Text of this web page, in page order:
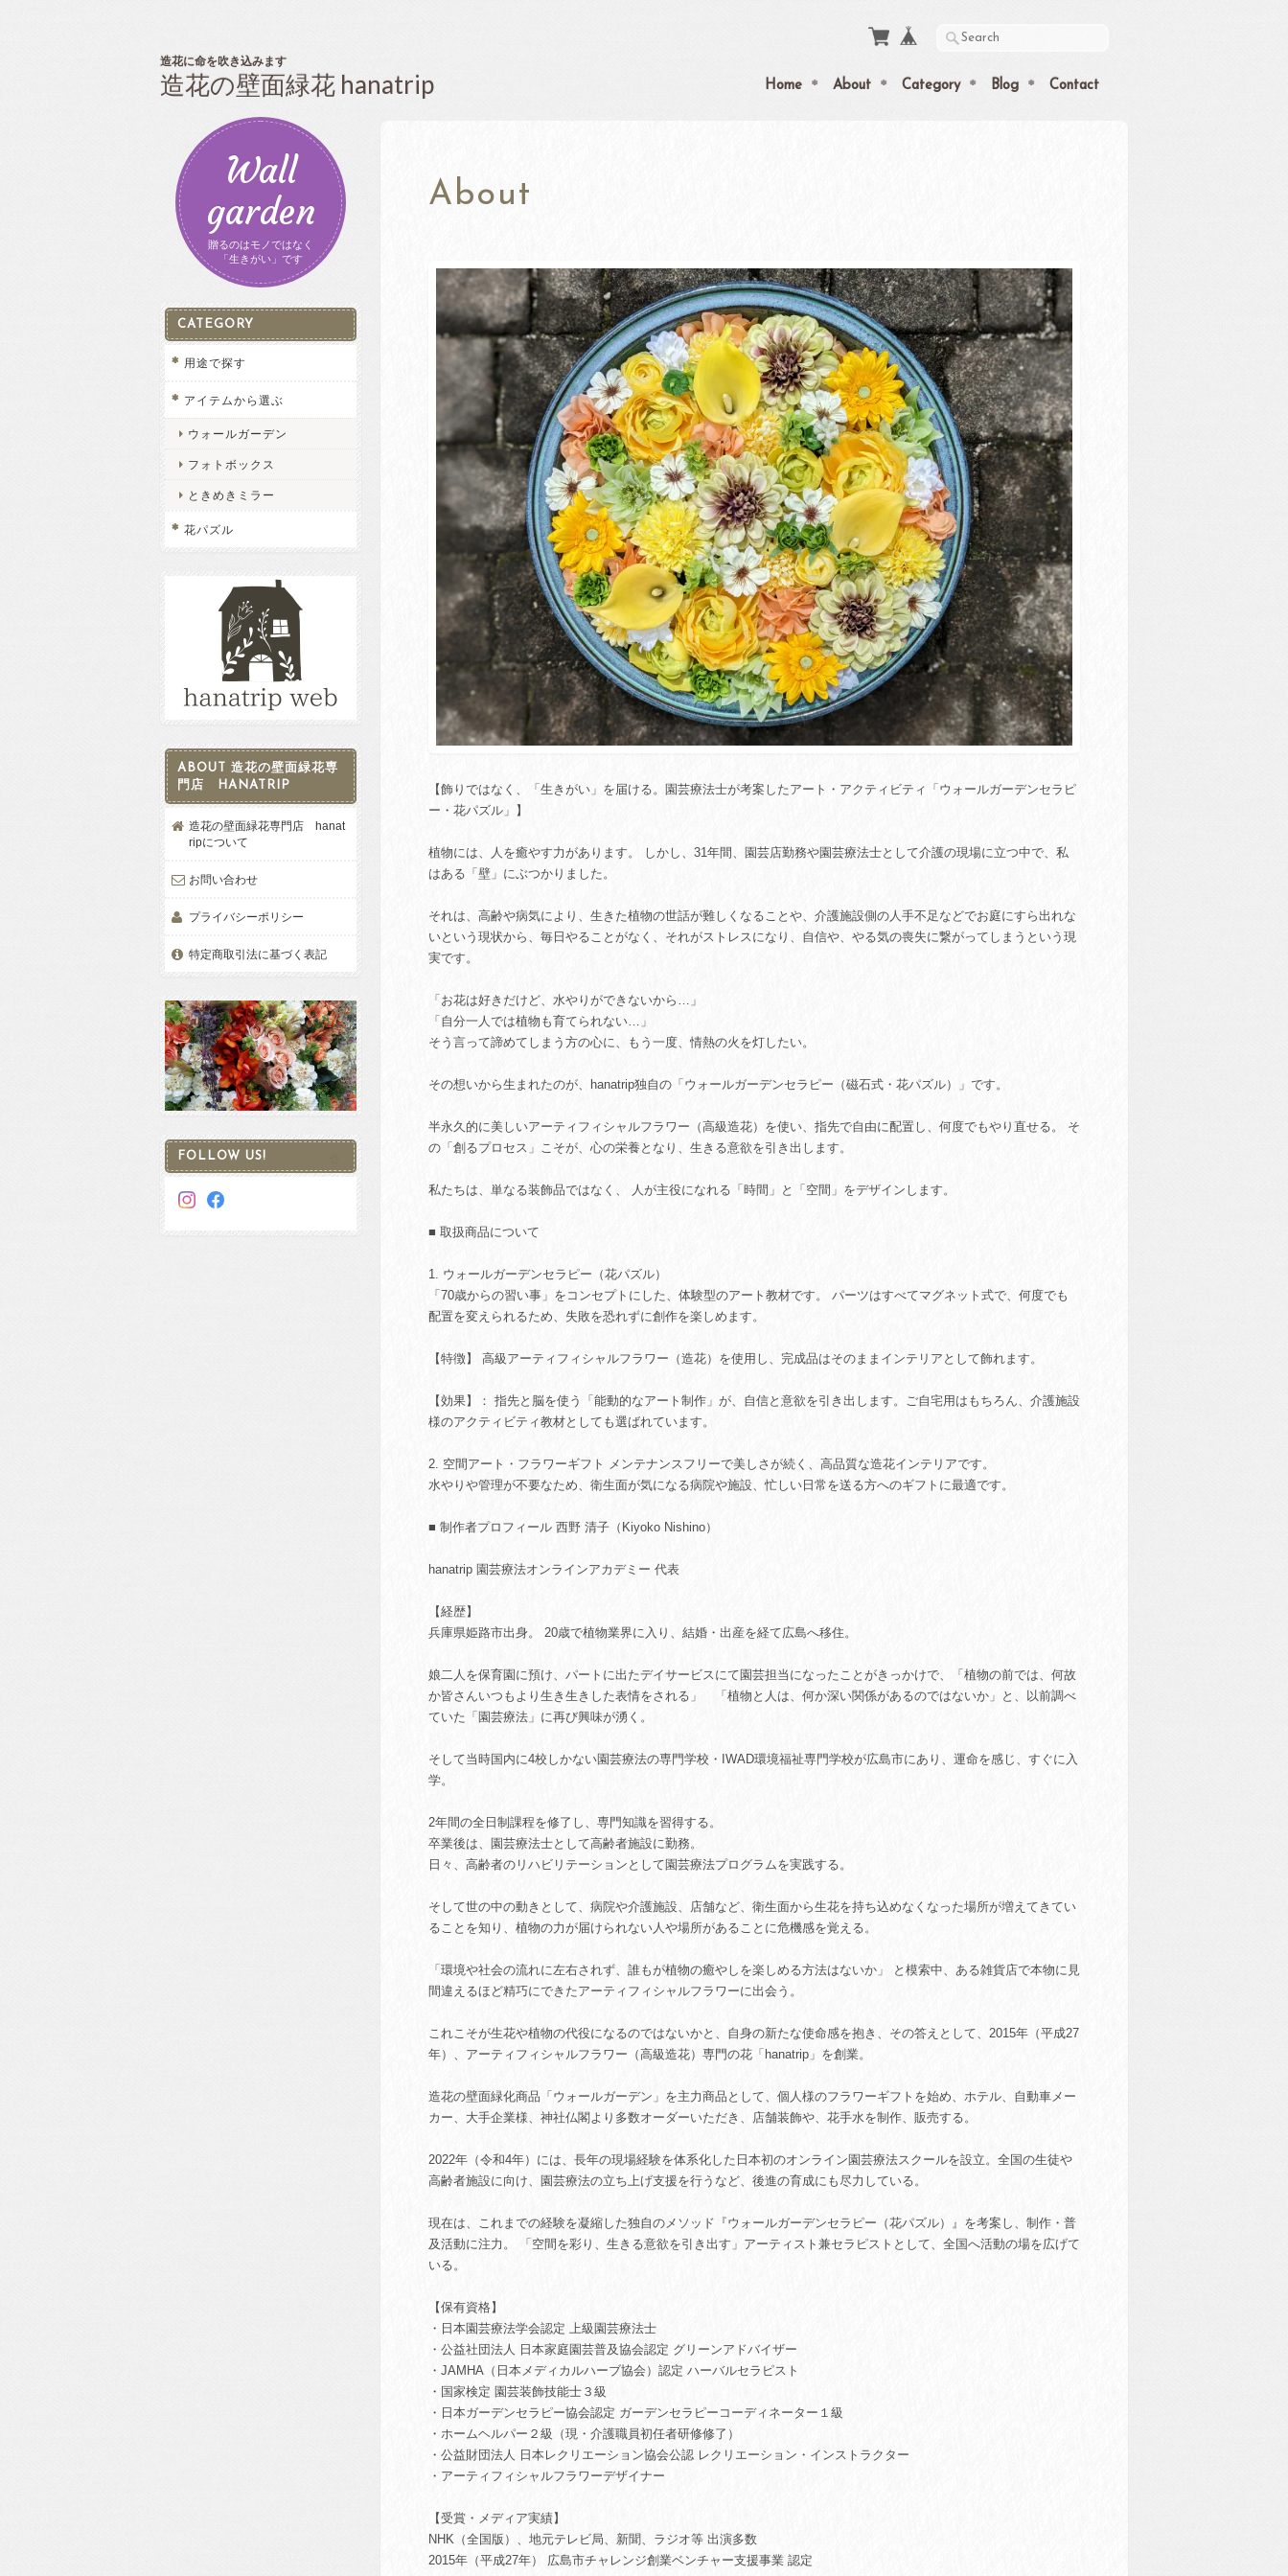
造花に命を吹き込みます
造花の壁面緑花 hanatrip Home About Category Blog Contact
About
【飾りではなく、「生きがい」を届ける。園芸療法士が考案したアート・アクティビティ「ウォールガーデンセラピ
ー・花パズル」】
植物には、人を癒やす力があります。 しかし、31年間、園芸店勤務や園芸療法士として介護の現場に立つ中で、私
はある「壁」にぶつかりました。
それは、高齢や病気により、生きた植物の世話が難しくなることや、介護施設側の人手不足などでお庭にすら出れな
いという現状から、毎日やることがなく、それがストレスになり、自信や、やる気の喪失に繋がってしまうという現
実です。
「お花は好きだけど、水やりができないから…」
「自分一人では植物も育てられない…」
そう言って諦めてしまう方の心に、もう一度、情熱の火を灯したい。
その想いから生まれたのが、hanatrip独自の「ウォールガーデンセラピー（磁石式・花パズル）」です。
半永久的に美しいアーティフィシャルフラワー（高級造花）を使い、指先で自由に配置し、何度でもやり直せる。 そ
の「創るプロセス」こそが、心の栄養となり、生きる意欲を引き出します。
私たちは、単なる装飾品ではなく、 人が主役になれる「時間」と「空間」をデザインします。
■ 取扱商品について
1. ウォールガーデンセラピー（花パズル）
「70歳からの習い事」をコンセプトにした、体験型のアート教材です。 パーツはすべてマグネット式で、何度でも
配置を変えられるため、失敗を恐れずに創作を楽しめます。
【特徴】 高級アーティフィシャルフラワー（造花）を使用し、完成品はそのままインテリアとして飾れます。
【効果】： 指先と脳を使う「能動的なアート制作」が、自信と意欲を引き出します。ご自宅用はもちろん、介護施設
様のアクティビティ教材としても選ばれています。
2. 空間アート・フラワーギフト メンテナンスフリーで美しさが続く、高品質な造花インテリアです。
水やりや管理が不要なため、衛生面が気になる病院や施設、忙しい日常を送る方へのギフトに最適です。
■ 制作者プロフィール 西野 清子（Kiyoko Nishino）
hanatrip 園芸療法オンラインアカデミー 代表
【経歴】
兵庫県姫路市出身。 20歳で植物業界に入り、結婚・出産を経て広島へ移住。
娘二人を保育園に預け、パートに出たデイサービスにて園芸担当になったことがきっかけで、「植物の前では、何故
か皆さんいつもより生き生きした表情をされる」 「植物と人は、何か深い関係があるのではないか」と、以前調べ
ていた「園芸療法」に再び興味が湧く。
そして当時国内に4校しかない園芸療法の専門学校・IWAD環境福祉専門学校が広島市にあり、運命を感じ、すぐに入
学。
2年間の全日制課程を修了し、専門知識を習得する。
卒業後は、園芸療法士として高齢者施設に勤務。
日々、高齢者のリハビリテーションとして園芸療法プログラムを実践する。
そして世の中の動きとして、病院や介護施設、店舗など、衛生面から生花を持ち込めなくなった場所が増えてきてい
ることを知り、植物の力が届けられない人や場所があることに危機感を覚える。
「環境や社会の流れに左右されず、誰もが植物の癒やしを楽しめる方法はないか」 と模索中、ある雑貨店で本物に見
間違えるほど精巧にできたアーティフィシャルフラワーに出会う。
これこそが生花や植物の代役になるのではないかと、自身の新たな使命感を抱き、その答えとして、2015年（平成27
年）、アーティフィシャルフラワー（高級造花）専門の花「hanatrip」を創業。
造花の壁面緑化商品「ウォールガーデン」を主力商品として、個人様のフラワーギフトを始め、ホテル、自動車メー
カー、大手企業様、神社仏閣より多数オーダーいただき、店舗装飾や、花手水を制作、販売する。
2022年（令和4年）には、長年の現場経験を体系化した日本初のオンライン園芸療法スクールを設立。全国の生徒や
高齢者施設に向け、園芸療法の立ち上げ支援を行うなど、後進の育成にも尽力している。
現在は、これまでの経験を凝縮した独自のメソッド『ウォールガーデンセラピー（花パズル）』を考案し、制作・普
及活動に注力。 「空間を彩り、生きる意欲を引き出す」アーティスト兼セラピストとして、全国へ活動の場を広げて
いる。
【保有資格】
・日本園芸療法学会認定 上級園芸療法士
・公益社団法人 日本家庭園芸普及協会認定 グリーンアドバイザー
・JAMHA（日本メディカルハーブ協会）認定 ハーバルセラピスト
・国家検定 園芸装飾技能士３級
・日本ガーデンセラピー協会認定 ガーデンセラピーコーディネーター１級
・ホームヘルパー２級（現・介護職員初任者研修修了）
・公益財団法人 日本レクリエーション協会公認 レクリエーション・インストラクター
・アーティフィシャルフラワーデザイナー
【受賞・メディア実績】
NHK（全国版）、地元テレビ局、新聞、ラジオ等 出演多数
2015年（平成27年） 広島市チャレンジ創業ベンチャー支援事業 認定
Wall
garden
贈るのはモノではなく
「生きがい」です
CATEGORY
用途で探す
アイテムから選ぶ
ウォールガーデン
フォトボックス
ときめきミラー
花パズル
ABOUT 造花の壁面緑花専
門店 HANATRIP
造花の壁面緑花専門店 hanat
ripについて
お問い合わせ
プライバシーポリシー
特定商取引法に基づく表記
FOLLOW US!